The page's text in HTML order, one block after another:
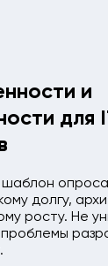
и
для
долгу,
росту. Не